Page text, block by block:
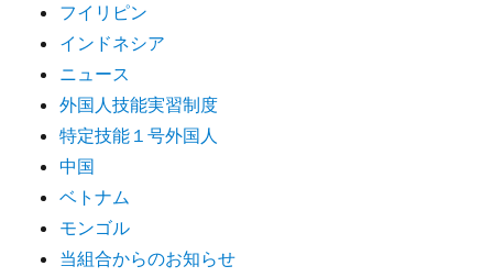
フイリピン
インドネシア
ニュース
外国人技能実習制度
特定技能１号外国人
中国
ベトナム
モンゴル
当組合からのお知らせ